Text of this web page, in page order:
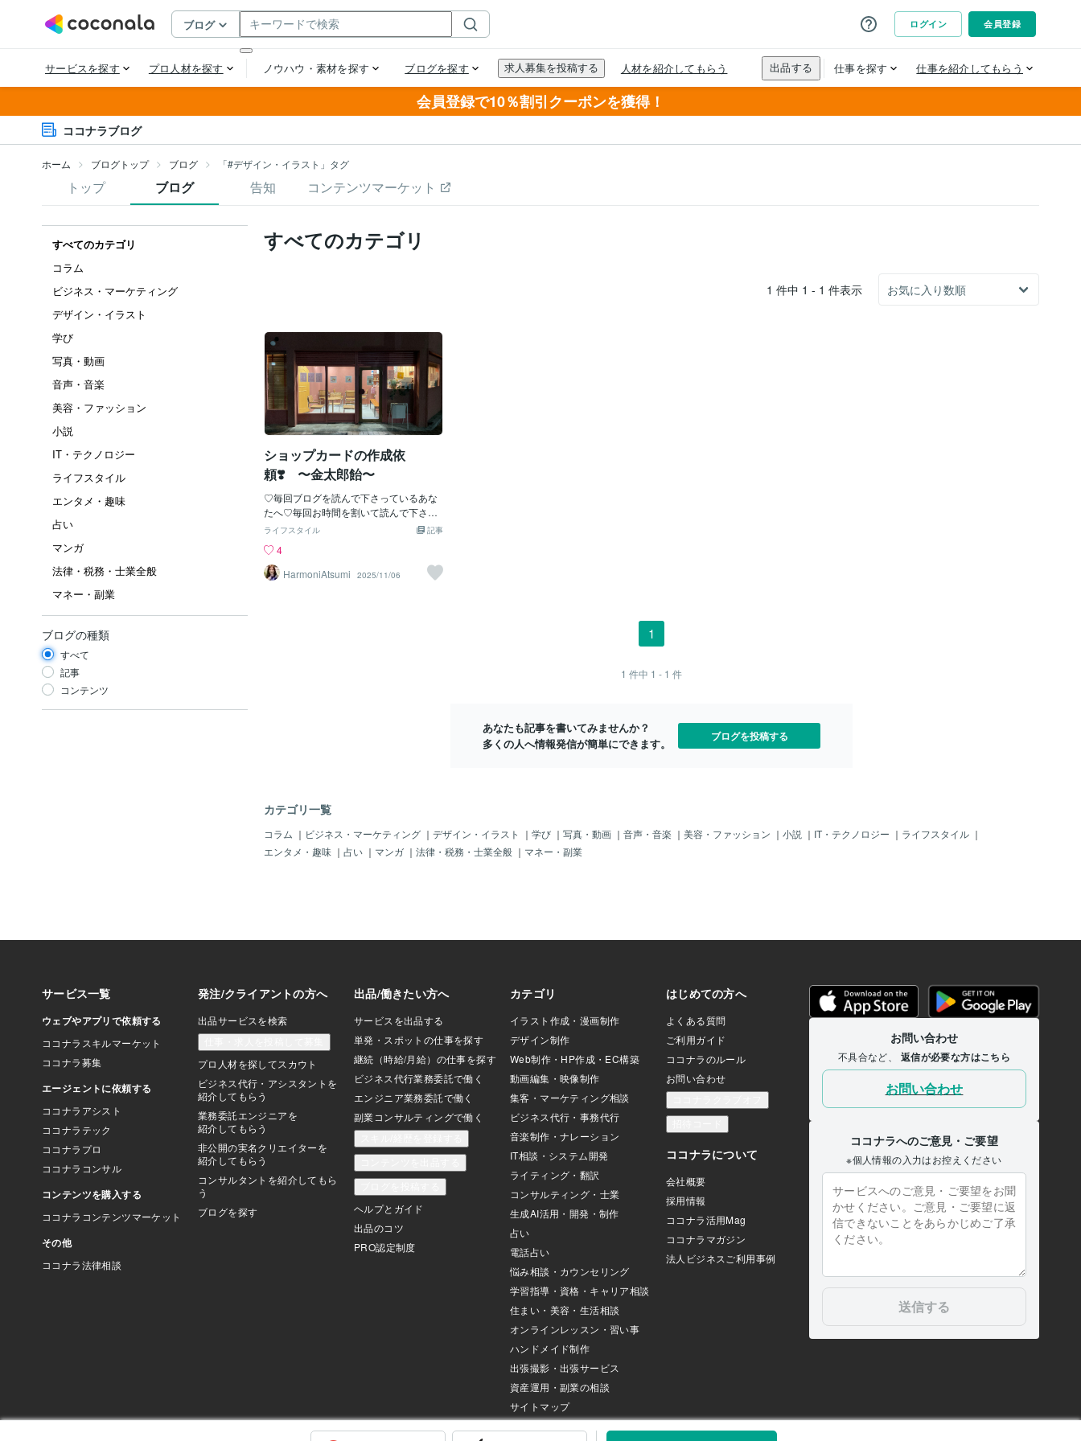
会員登録で10％割引クーポンを獲得！
ココナラブログ
ホーム ブログトップ ブログ 「#デザイン・イラスト」タグ
トップ ブログ 告知 コンテンツマーケット
すべてのカテゴリ
コラム
ビジネス・マーケティング
デザイン・イラスト
学び
写真・動画
音声・音楽
美容・ファッション
小説
IT・テクノロジー
ライフスタイル
エンタメ・趣味
占い
マンガ
法律・税務・士業全般
マネー・副業
ブログの種類
すべて
記事
コンテンツ
すべてのカテゴリ
1 件中 1 - 1 件表示
ショップカードの作成依
頼❣️ 〜金太郎飴〜
♡毎回ブログを読んで下さっているあな
たへ♡毎回お時間を割いて読んで下さ
り、本当に有難うございます🙇‍♀️💖ショッ
外ですょネッ🤣無理言ってごめんなさい
🙇‍♀️💦ご依頼するなら、お仕事として出会
うより、ブログを読んで見付けて下さっ
料理人のように、作り手が変わると味が
変わる。フレンチ料理人が作るヴィーガ
ン料理と、ベトナム料理人が作るヴィー
ガン料理とでは、おそらく違った味にな
りそうじゃありませんか😋❓お洋服なん
私達一人一人に 自分にしか表現出来な
い何か があって然りですょネッ！人そ
れぞれ踏み出すタイミングがあると思い
ます。自主的でも、強制的でも(笑)何が
キッカケで
記事
ライフスタイル
4
HarmoniAtsumi
2025/11/06
1
1 件中 1 - 1 件
あなたも記事を書いてみませんか？
多くの人へ情報発信が簡単にできます。
ブログを投稿する
カテゴリ一覧
コラム ｜ ビジネス・マーケティング ｜ デザイン・イラスト ｜ 学び ｜ 写真・動画 ｜ 音声・音楽 ｜ 美容・ファッション ｜ 小説 ｜ IT・テクノロジー ｜ ライフスタイル ｜
エンタメ・趣味 ｜ 占い ｜ マンガ ｜ 法律・税務・士業全般 ｜ マネー・副業